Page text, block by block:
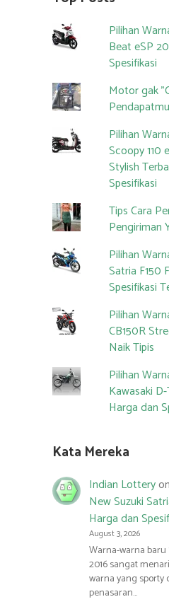
Pilihan
Beat eSP
Spesifikasi
Motor gak
Pilihan
Scoopy 110
Stylish
Spesifikasi
Tips Cara
Pengiriman
Pilihan
Satria F150
Spesifikasi
Pilihan
CB150R
Naik Tipis
Pilihan
Kawasaki
Harga dan
Kata Mereka
Indian Lotteryon
New Suzuki
Harga dan
August 3, 2026
Warna-warna baru
2016 sangat
warna yang sporty
penasaran…